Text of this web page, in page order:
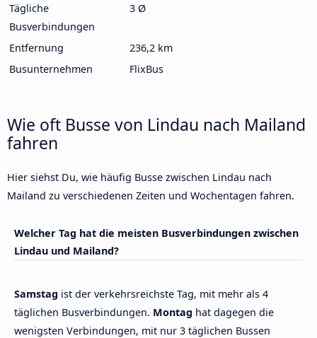
Tägliche
Busverbindungen
3 Ø
Entfernung
236,2 km
Busunternehmen
FlixBus
Wie oft Busse von Lindau nach Mailand
fahren
Hier siehst Du, wie häufig Busse zwischen Lindau nach
Mailand zu verschiedenen Zeiten und Wochentagen fahren.
Welcher Tag hat die meisten Busverbindungen zwischen
Lindau und Mailand?
Samstag ist der verkehrsreichste Tag, mit mehr als 4
täglichen Busverbindungen. Montag hat dagegen die
wenigsten Verbindungen, mit nur 3 täglichen Bussen